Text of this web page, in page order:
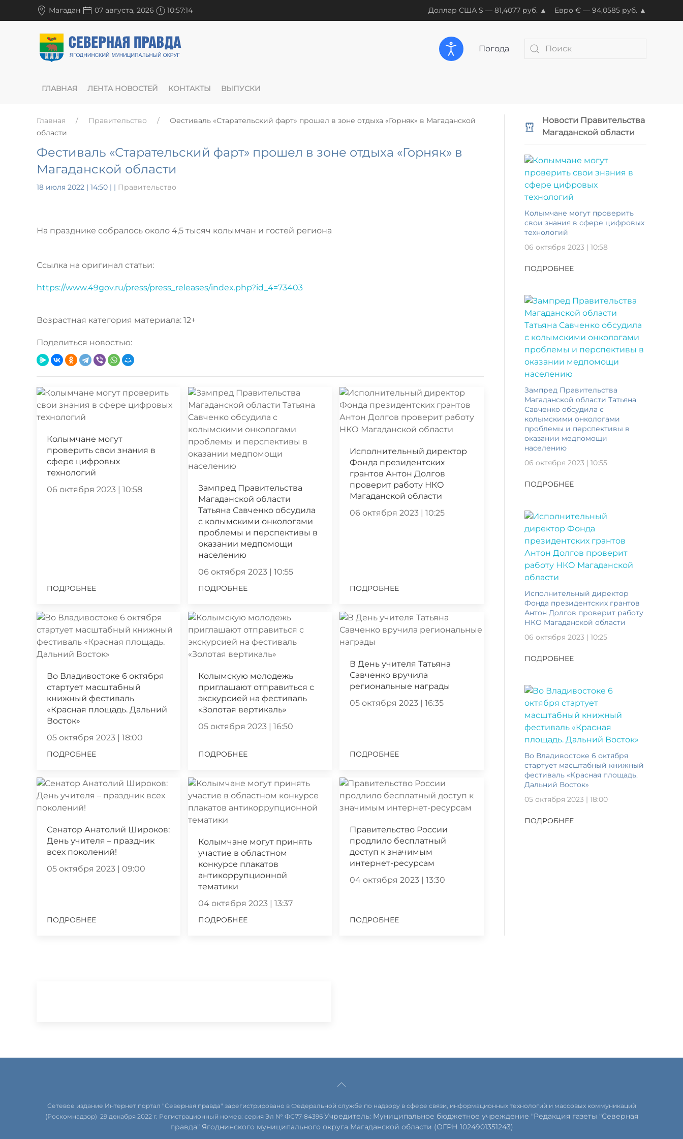
Магадан 07 августа, 2026 10:57:14 Доллар США $ — 81,4077 руб. ▲ Евро € — 94,0585 руб. ▲
Погода
ГЛАВНАЯ ЛЕНТА НОВОСТЕЙ КОНТАКТЫ ВЫПУСКИ
Главная Правительство
Фестиваль «Старательский фарт» прошел в зоне отдыха «Горняк» в Магаданской
области
Фестиваль «Старательский фарт» прошел в зоне отдыха «Горняк» в
Магаданской области
18 июля 2022 | 14:50 | | Правительство
На празднике собралось около 4,5 тысяч колымчан и гостей региона
Ссылка на оригинал статьи:
https://www.49gov.ru/press/press_releases/index.php?id_4=73403
Возрастная категория материала: 12+
Поделиться новостью:
Колымчане могут
проверить свои знания в
сфере цифровых
технологий
06 октября 2023 | 10:58
ПОДРОБНЕЕ
Зампред Правительства
Магаданской области
Татьяна Савченко обсудила
с колымскими онкологами
проблемы и перспективы в
оказании медпомощи
населению
06 октября 2023 | 10:55
ПОДРОБНЕЕ
Исполнительный директор
Фонда президентских
грантов Антон Долгов
проверит работу НКО
Магаданской области
06 октября 2023 | 10:25
ПОДРОБНЕЕ
Во Владивостоке 6 октября
стартует масштабный
книжный фестиваль
«Красная площадь. Дальний
Восток»
05 октября 2023 | 18:00
ПОДРОБНЕЕ
Колымскую молодежь
приглашают отправиться с
экскурсией на фестиваль
«Золотая вертикаль»
05 октября 2023 | 16:50
ПОДРОБНЕЕ
В День учителя Татьяна
Савченко вручила
региональные награды
05 октября 2023 | 16:35
ПОДРОБНЕЕ
Сенатор Анатолий Широков:
День учителя – праздник
всех поколений!
05 октября 2023 | 09:00
ПОДРОБНЕЕ
Колымчане могут принять
участие в областном
конкурсе плакатов
антикоррупционной
тематики
04 октября 2023 | 13:37
ПОДРОБНЕЕ
Правительство России
продлило бесплатный
доступ к значимым
интернет-ресурсам
04 октября 2023 | 13:30
ПОДРОБНЕЕ
Новости Правительства
Магаданской области
Колымчане могут проверить
свои знания в сфере цифровых
технологий
06 октября 2023 | 10:58
ПОДРОБНЕЕ
Зампред Правительства
Магаданской области Татьяна
Савченко обсудила с
колымскими онкологами
проблемы и перспективы в
оказании медпомощи
населению
06 октября 2023 | 10:55
ПОДРОБНЕЕ
Исполнительный директор
Фонда президентских грантов
Антон Долгов проверит работу
НКО Магаданской области
06 октября 2023 | 10:25
ПОДРОБНЕЕ
Во Владивостоке 6 октября
стартует масштабный книжный
фестиваль «Красная площадь.
Дальний Восток»
05 октября 2023 | 18:00
ПОДРОБНЕЕ
Сетевое издание Интернет портал "Северная правда" зарегистрировано в Федеральной службе по надзору в сфере связи, информационных технологий и массовых коммуникаций
(Роскомнадзор) 29 декабря 2022 г. Регистрационный номер: серия Эл № ФС77-84396 Учредитель: Муниципальное бюджетное учреждение "Редакция газеты "Северная
правда" Ягоднинского муниципального округа Магаданской области (ОГРН 1024901351243)